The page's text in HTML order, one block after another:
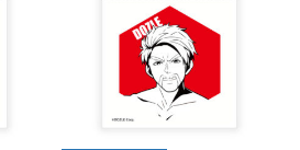
ルキーホルダー